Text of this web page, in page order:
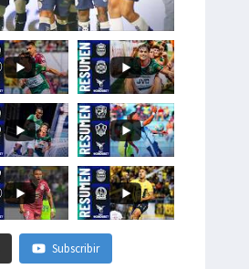
Subscribir